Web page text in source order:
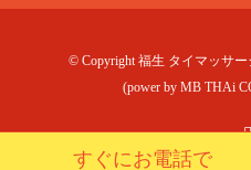
すぐにお電話で
© Copyright 福生 タイマッサー
(power by MB THAi